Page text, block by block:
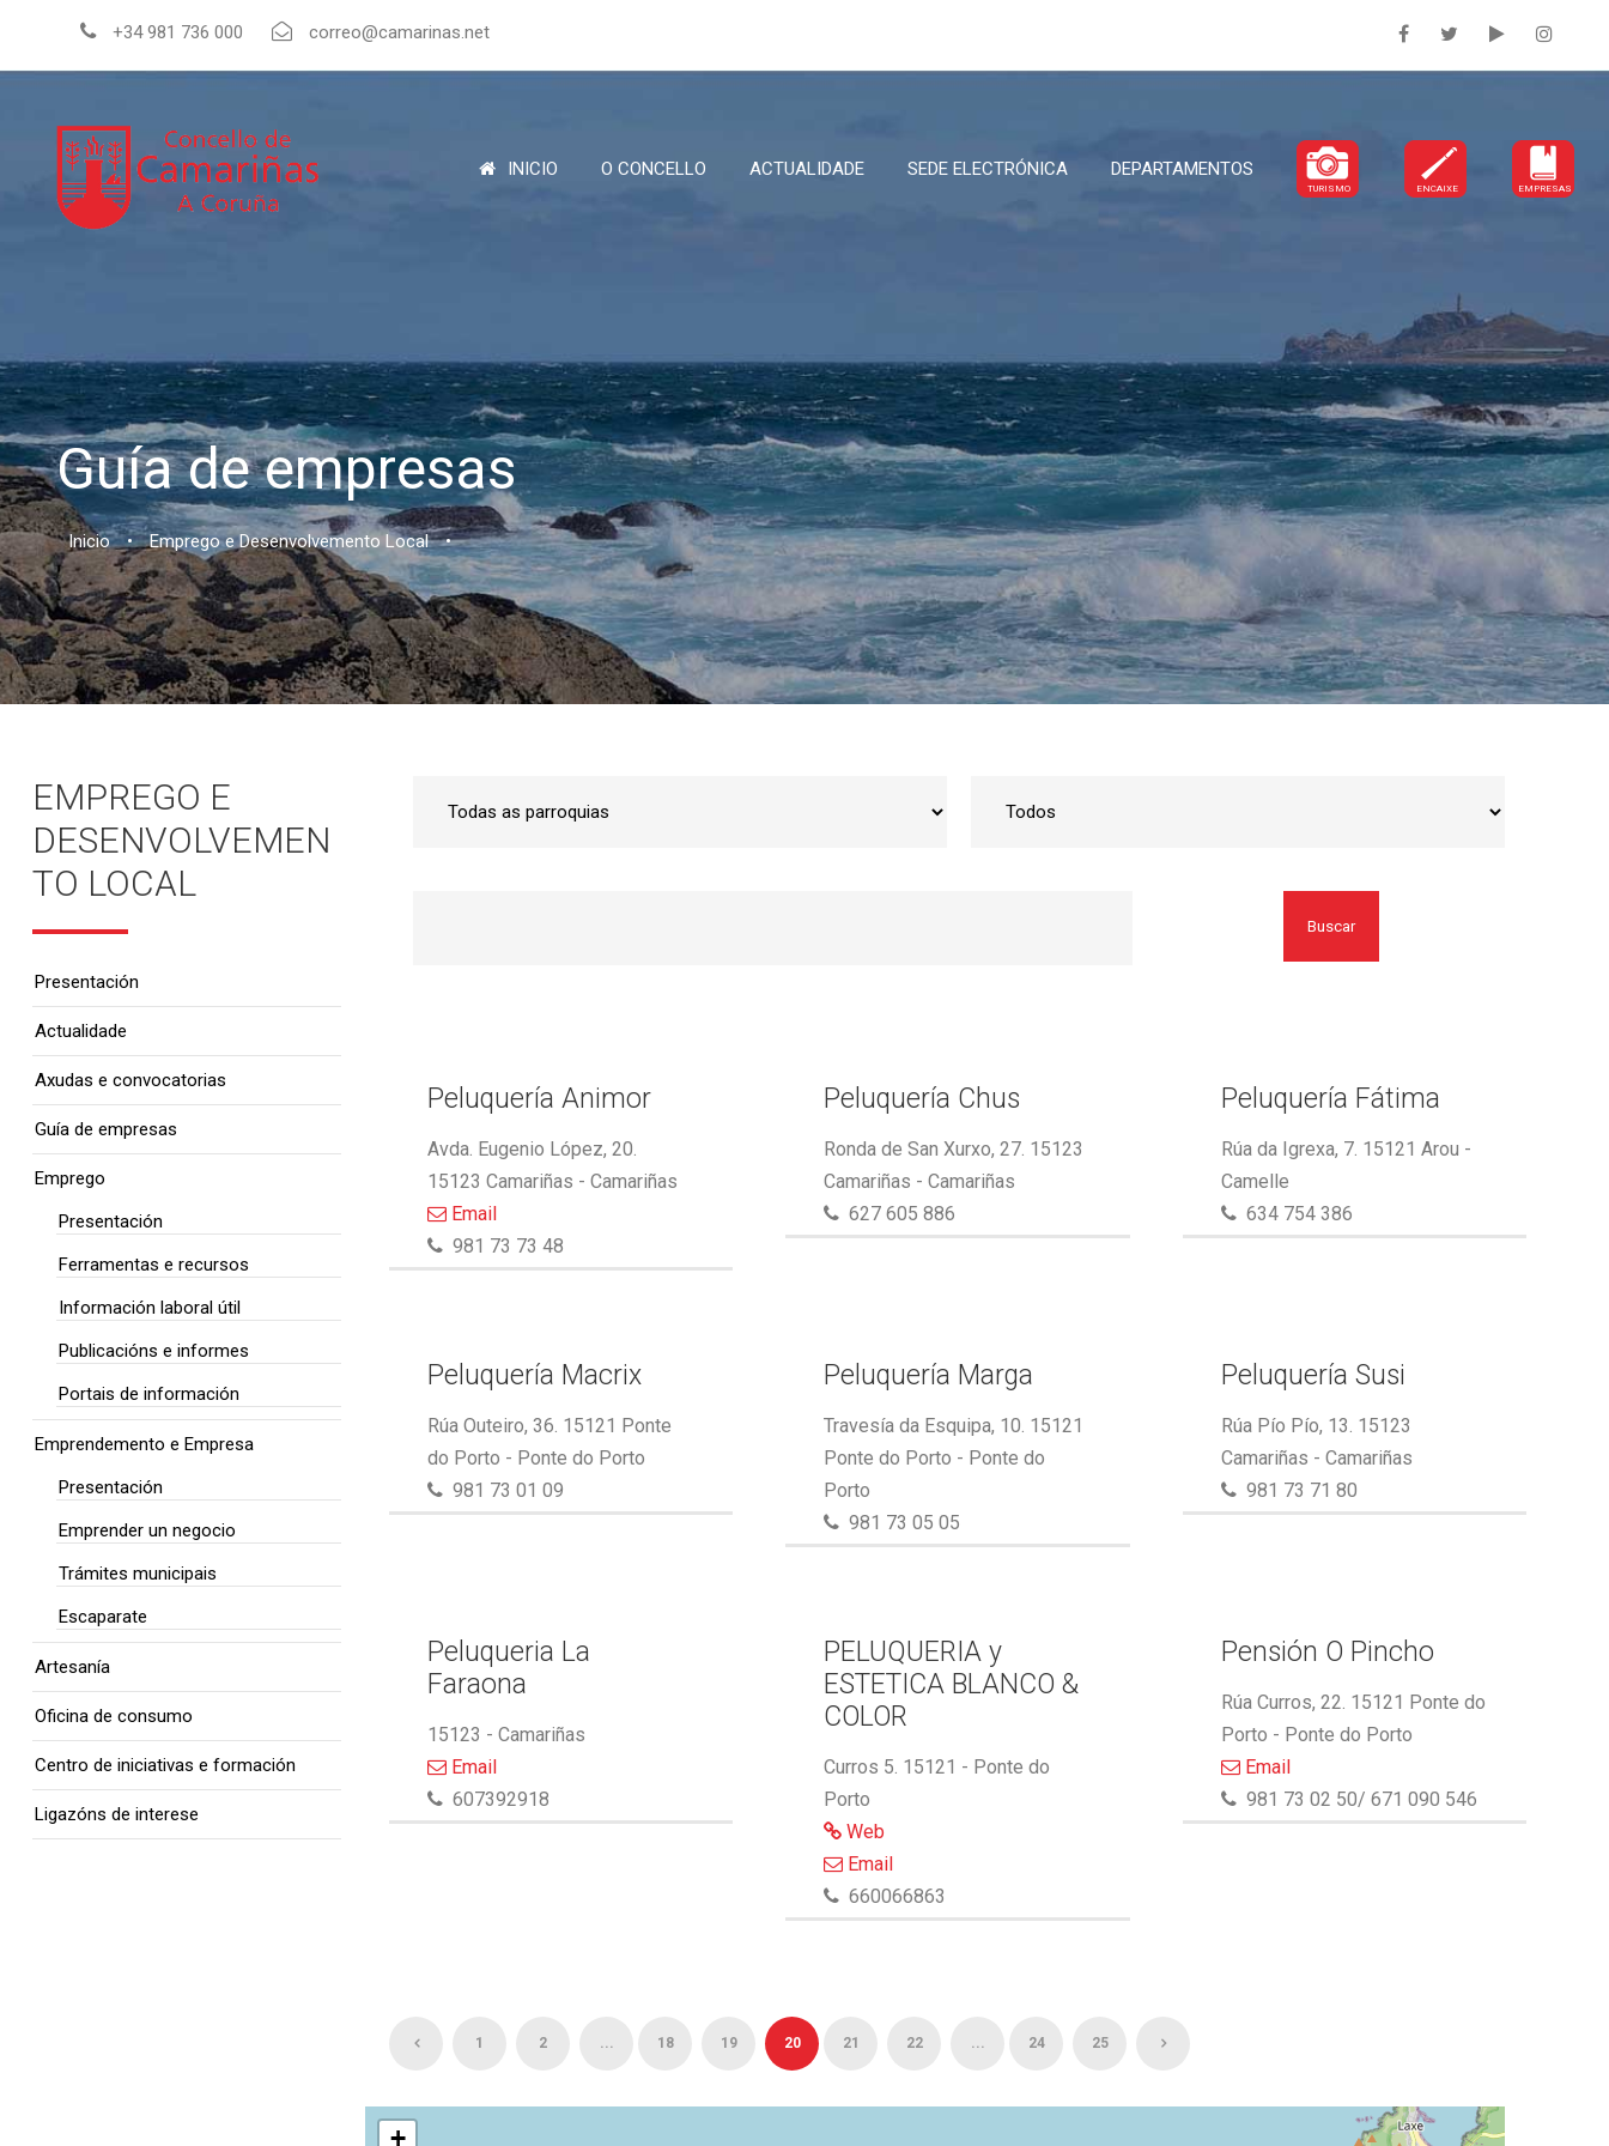
+34 981 736 000 correo@camarinas.net
INICIO O CONCELLO ACTUALIDADE SEDE ELECTRÓNICA DEPARTAMENTOS
TURISMO ENCAIXE EMPRESAS
Guía de empresas
Inicio • Emprego e Desenvolvemento Local •
Buscar
Peluquería Animor
Avda. Eugenio López, 20.
15123 Camariñas - Camariñas
Email
981 73 73 48
Peluquería Chus
Ronda de San Xurxo, 27. 15123
Camariñas - Camariñas
627 605 886
Peluquería Fátima
Rúa da Igrexa, 7. 15121 Arou -
Camelle
634 754 386
Peluquería Macrix
Rúa Outeiro, 36. 15121 Ponte
do Porto - Ponte do Porto
981 73 01 09
Peluquería Marga
Travesía da Esquipa, 10. 15121
Ponte do Porto - Ponte do
Porto
981 73 05 05
Peluquería Susi
Rúa Pío Pío, 13. 15123
Camariñas - Camariñas
981 73 71 80
Peluqueria La
Faraona
15123 - Camariñas
Email
607392918
PELUQUERIA y
ESTETICA BLANCO &
COLOR
Curros 5. 15121 - Ponte do
Porto
Web
Email
660066863
Pensión O Pincho
Rúa Curros, 22. 15121 Ponte do
Porto - Ponte do Porto
Email
981 73 02 50/ 671 090 546
1 2 ... 18 19 20 21 22 ... 24 25
+
EMPREGO E
DESENVOLVEMEN
TO LOCAL
Presentación
Actualidade
Axudas e convocatorias
Guía de empresas
Emprego
Presentación
Ferramentas e recursos
Información laboral útil
Publicacións e informes
Portais de información
Emprendemento e Empresa
Presentación
Emprender un negocio
Trámites municipais
Escaparate
Artesanía
Oficina de consumo
Centro de iniciativas e formación
Ligazóns de interese